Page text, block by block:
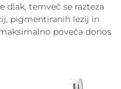
dlak, temveč se razteza
pigmentiranih lezij in
poveča donos